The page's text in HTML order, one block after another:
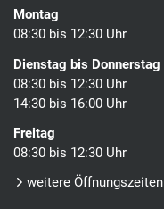
Montag
08:30 bis 12:30 Uhr
Dienstag bis Donnerstag
08:30 bis 12:30 Uhr
14:30 bis 16:00 Uhr
Freitag
08:30 bis 12:30 Uhr
weitere Öffnungszeiten